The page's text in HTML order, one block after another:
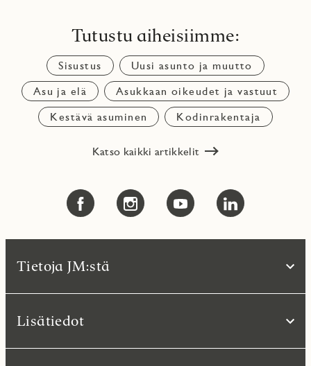
Tutustu aiheisiimme:
Sisustus
Uusi asunto ja muutto
Asu ja elä
Asukkaan oikeudet ja vastuut
Kestävä asuminen
Kodinrakentaja
Katso kaikki artikkelit
Tietoja JM:stä
Lisätiedot